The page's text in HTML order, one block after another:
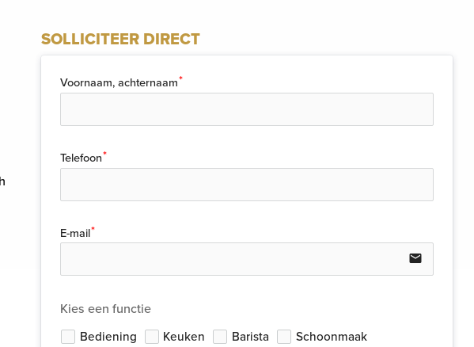
SOLLICITEER DIRECT
Voornaam, achternaam
Telefoon
E-mail
email
Kies een functie
Bediening
Keuken Barista Schoonmaak